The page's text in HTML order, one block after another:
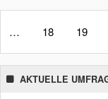
… 18 19
AKTUELLE